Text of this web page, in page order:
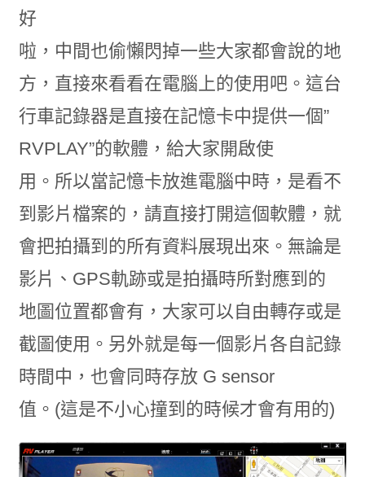
好
啦，中間也偷懶閃掉一些大家都會說的地
方，直接來看看在電腦上的使用吧。這台
行車記錄器是直接在記憶卡中提供一個”
RVPLAY”的軟體，給大家開啟使
用。所以當記憶卡放進電腦中時，是看不
到影片檔案的，請直接打開這個軟體，就
會把拍攝到的所有資料展現出來。無論是
影片、GPS軌跡或是拍攝時所對應到的
地圖位置都會有，大家可以自由轉存或是
截圖使用。另外就是每一個影片各自記錄
時間中，也會同時存放 G sensor
值。(這是不小心撞到的時候才會有用的)